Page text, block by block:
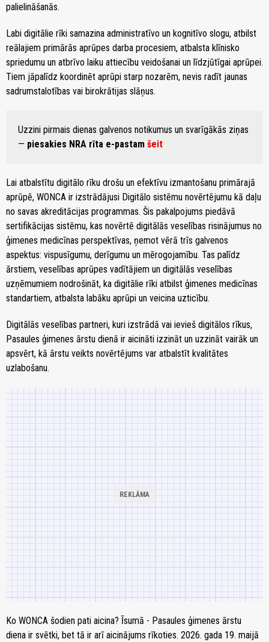
palielināšanās.
Labi digitālie rīki samazina administratīvo un kognitīvo slogu, atbilst
reālajiem primārās aprūpes darba procesiem, atbalsta klīnisko
spriedumu un atbrīvo laiku attiecību veidošanai un līdzjūtīgai aprūpei.
Tiem jāpalīdz koordinēt aprūpi starp nozarēm, nevis radīt jaunas
sadrumstalotības vai birokrātijas slāņus.
Uzzini pirmais dienas galvenos notikumus un svarīgākās ziņas
— piesakies NRA rīta e-pastam šeit
Lai atbalstītu digitālo rīku drošu un efektīvu izmantošanu primārajā
aprūpē, WONCA ir izstrādājusi Digitālo sistēmu novērtējumu kā daļu
no savas akreditācijas programmas. Šis pakalpojums piedāvā
sertifikācijas sistēmu, kas novērtē digitālās veselības risinājumus no
ģimenes medicīnas perspektīvas, ņemot vērā trīs galvenos
aspektus: vispusīgumu, derīgumu un mērogojamību. Tas palīdz
ārstiem, veselības aprūpes vadītājiem un digitālās veselības
uzņēmumiem nodrošināt, ka digitālie rīki atbilst ģimenes medicīnas
standartiem, atbalsta labāku aprūpi un veicina uzticību.
Digitālās veselības partneri, kuri izstrādā vai ievieš digitālos rīkus,
Pasaules ģimenes ārstu dienā ir aicināti izzināt un uzzināt vairāk un
apsvērt, kā ārstu veikts novērtējums var atbalstīt kvalitātes
uzlabošanu.
Ko WONCA šodien pati aicina? Īsumā - Pasaules ģimenes ārstu
diena ir svētki, bet tā ir arī aicinājums rīkoties. 2026. gada 19. maijā